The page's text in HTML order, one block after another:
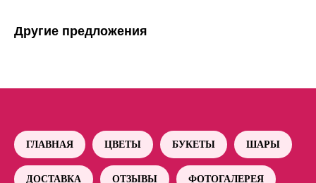
Другие предложения
ГЛАВНАЯ ЦВЕТЫ БУКЕТЫ ШАРЫ
ДОСТАВКА ОТЗЫВЫ ФОТОГАЛЕРЕЯ